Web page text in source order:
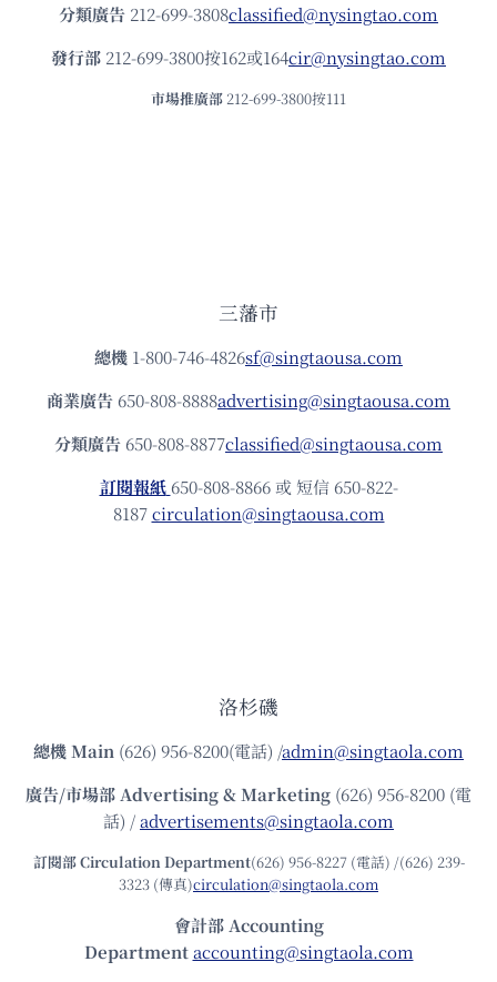
分類廣告 212-699-3808classified@nysingtao.com
發⾏部 212-699-3800按162或164cir@nysingtao.com
市場推廣部 212-699-3800按111
三藩市
總機 1-800-746-4826sf@singtaousa.com
商業廣告 650-808-8888advertising@singtaousa.com
分類廣告 650-808-8877classified@singtaousa.com
訂閱報紙 650-808-8866 或 短信 650-822-
8187circulation@singtaousa.com
洛杉磯
總機Main (626) 956-8200(電話) /admin@singtaola.com
廣告/市場部Advertising & Marketing (626) 956-8200 (電
話) /advertisements@singtaola.com
訂閱部 Circulation Department(626) 956-8227 (電話) /(626) 239-
3323 (傳真)circulation@singtaola.com
會計部 Accounting
Department accounting@singtaola.com